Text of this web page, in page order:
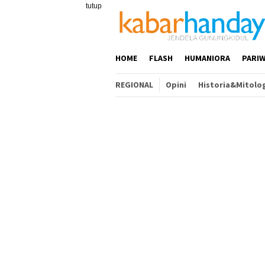
tutup
HOME FLASH HUMANIORA
REGIONAL Opini